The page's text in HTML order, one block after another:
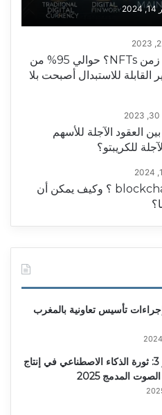
هل انتهى زمن NFTs؟ حوالي 95% من
القابلة للاستبدال أصبحت بلا
العقود الآجلة للأسهم
للكريبتو؟
ما هو blockchain ؟ وكيف يمكن أن
تأسيس تعاونية بالمغرب
جوجل فيو 3: ثورة الذكاء الاصطناعي في إنتاج
المدمج 2025